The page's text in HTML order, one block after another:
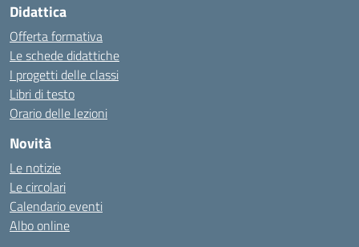
Didattica
Offerta formativa
Le schede didattiche
I progetti delle classi
Libri di testo
Orario delle lezioni
Novità
Le notizie
Le circolari
Calendario eventi
Albo online